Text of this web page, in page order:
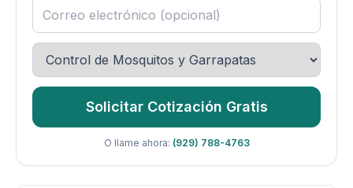
Solicitar Cotización Gratis
O llame ahora: (929) 788-4763